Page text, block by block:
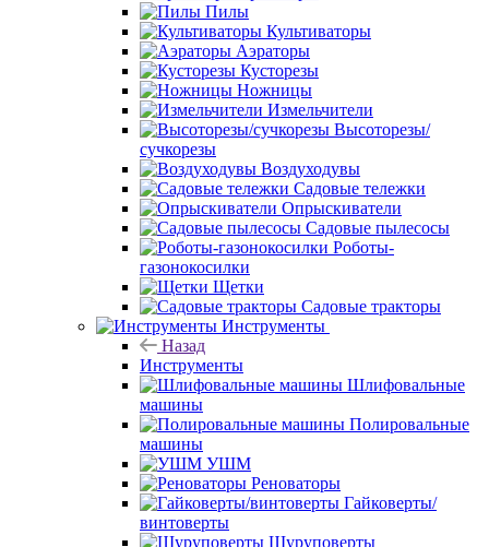
Пилы
Культиваторы
Аэраторы
Кусторезы
Ножницы
Измельчители
Высоторезы/
сучкорезы
Воздуходувы
Садовые тележки
Опрыскиватели
Садовые пылесосы
Роботы-
газонокосилки
Щетки
Садовые тракторы
Инструменты
Назад
Инструменты
Шлифовальные
машины
Полировальные
машины
УШМ
Реноваторы
Гайковерты/
винтоверты
Шуруповерты